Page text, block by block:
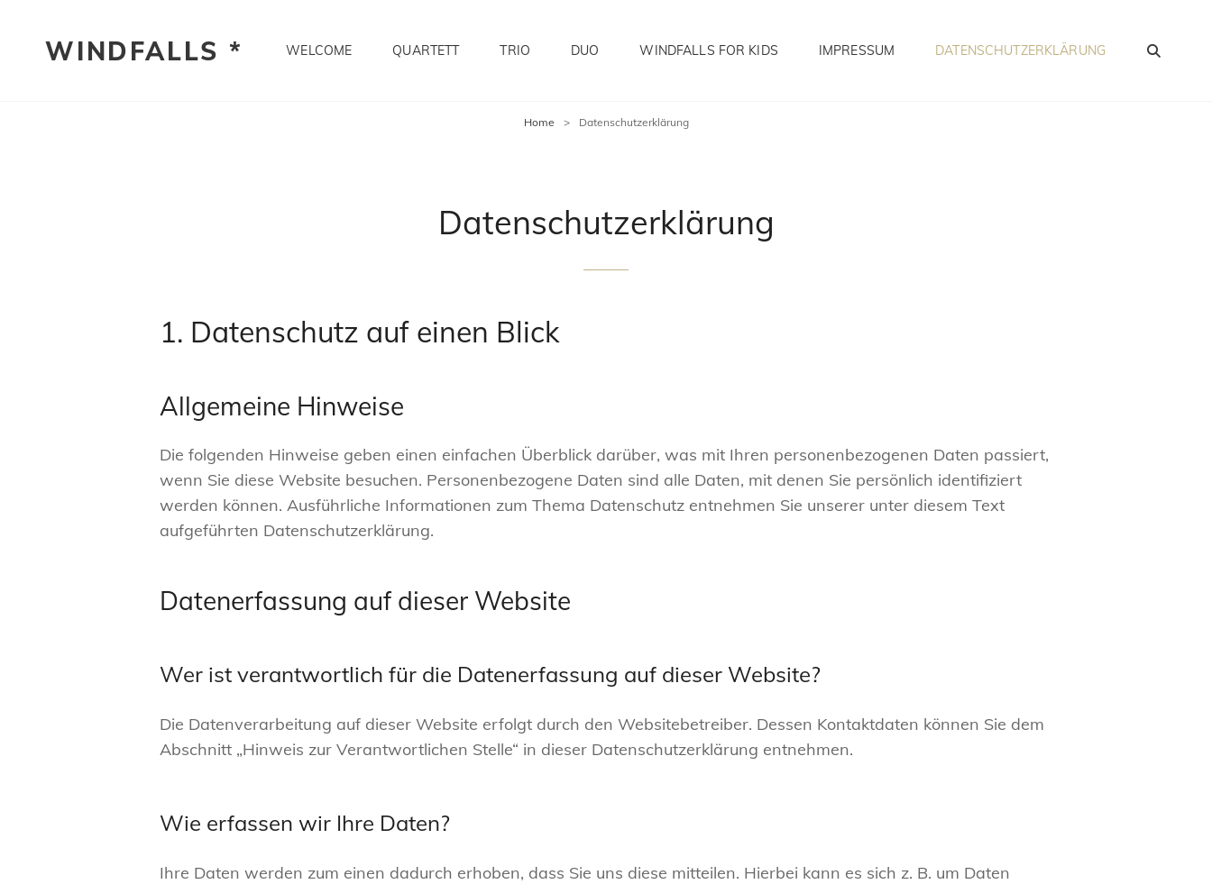
WINDFALLS * WELCOME QUARTETT TRIO DUO WINDFALLS FOR KIDS IMPRESSUM DATENSCHUTZERKLÄRUNG
Home > Datenschutzerklärung
Datenschutzerklärung
1. Datenschutz auf einen Blick
Allgemeine Hinweise
Die folgenden Hinweise geben einen einfachen Überblick darüber, was mit Ihren personenbezogenen Daten passiert,
wenn Sie diese Website besuchen. Personenbezogene Daten sind alle Daten, mit denen Sie persönlich identifiziert
werden können. Ausführliche Informationen zum Thema Datenschutz entnehmen Sie unserer unter diesem Text
aufgeführten Datenschutzerklärung.
Datenerfassung auf dieser Website
Wer ist verantwortlich für die Datenerfassung auf dieser Website?
Die Datenverarbeitung auf dieser Website erfolgt durch den Websitebetreiber. Dessen Kontaktdaten können Sie dem
Abschnitt „Hinweis zur Verantwortlichen Stelle“ in dieser Datenschutzerklärung entnehmen.
Wie erfassen wir Ihre Daten?
Ihre Daten werden zum einen dadurch erhoben, dass Sie uns diese mitteilen. Hierbei kann es sich z. B. um Daten